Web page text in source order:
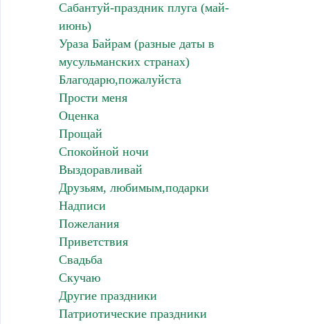
Сабантуй-праздник плуга (май-
июнь)
Ураза Байрам (разные даты в
мусульманских странах)
Благодарю,пожалуйста
Прости меня
Оценка
Прощай
Спокойной ночи
Выздоравливай
Друзьям, любимым,подарки
Надписи
Пожелания
Приветствия
Свадьба
Скучаю
Другие праздники
Патриотические праздники